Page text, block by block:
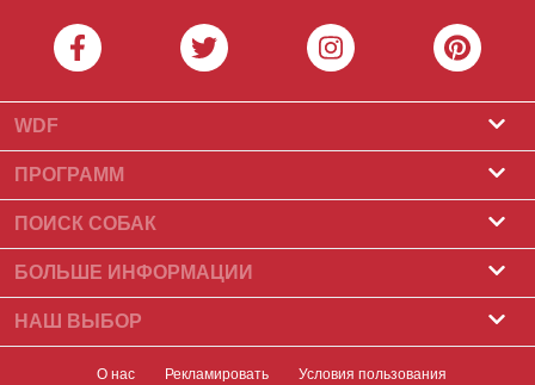
WDF
О нас
Что такое World Dog Finder
Какие ассоциации мы принимаем?
Контакт
Наши партнеры
Новостная рассылка
ПРОГРАММ
Программа заводчиков
Программа для грумеров
ПОИСК СОБАК
Питомники
Купить собаку
Найти помет
БОЛЬШЕ ИНФОРМАЦИИ
Породы собак
Лучшие рассказы
НАШ ВЫБОР
О нас Рекламировать Условия пользования